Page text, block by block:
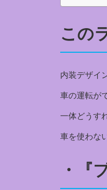
この
内装デザイ
車の運転が
一体どうす
車を使わな
・『